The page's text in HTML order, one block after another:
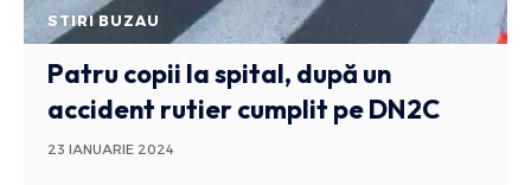
STIRI BUZAU
Patru copii la spital, după un
accident rutier cumplit pe DN2C
23 IANUARIE 2024